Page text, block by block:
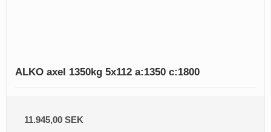
ALKO axel 1350kg 5x112 a:1350 c:1800
11.945,00 SEK